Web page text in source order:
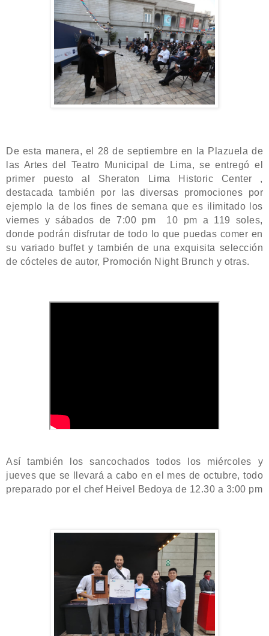
De esta manera, el 28 de septiembre en la Plazuela de
las Artes del Teatro Municipal de Lima, se entregó el
primer puesto al Sheraton Lima Historic Center ,
destacada también por las diversas promociones por
ejemplo la de los fines de semana que es ilimitado los
viernes y sábados de 7:00 pm 10 pm a 119 soles,
donde podrán disfrutar de todo lo que puedas comer en
su variado buffet y también de una exquisita selección
de cócteles de autor, Promoción Night Brunch y otras.
Así también los sancochados todos los miércoles y
jueves que se llevará a cabo en el mes de octubre, todo
preparado por el chef Heivel Bedoya de 12.30 a 3:00 pm